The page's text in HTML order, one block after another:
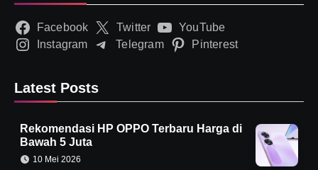
Facebook Twitter
YouTube
Instagram
Telegram Pinterest
Latest Posts
Rekomendasi HP OPPO Terbaru Harga di
Bawah 5 Juta
10 Mei 2026